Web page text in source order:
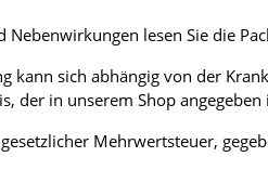
Nebenwirkungen lesen Sie die
kann sich abhängig von der
der in unserem Shop angegeben
Mehrwertsteuer,